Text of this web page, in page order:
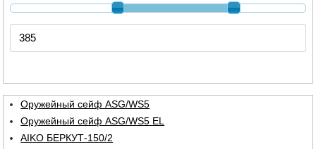
Оружейный сейф ASG/WS5
Оружейный сейф ASG/WS5 EL
AIKO БЕРКУТ-150/2